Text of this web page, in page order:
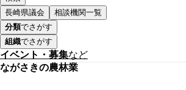
長崎県議会
相談機関一覧
分類でさがす
組織でさがす
イベント・募集など
ながさきの農林業